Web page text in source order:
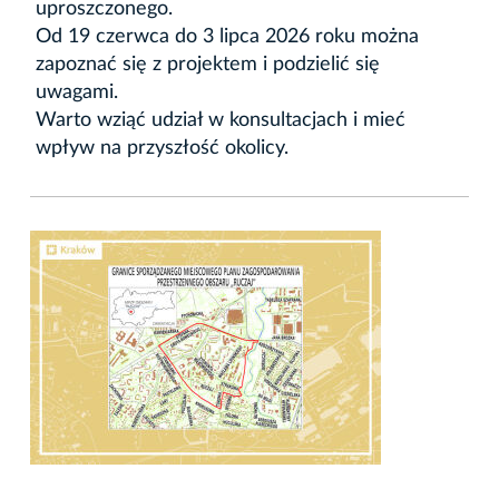
uproszczonego.
Od 19 czerwca do 3 lipca 2026 roku można
zapoznać się z projektem i podzielić się
uwagami.
Warto wziąć udział w konsultacjach i mieć
wpływ na przyszłość okolicy.